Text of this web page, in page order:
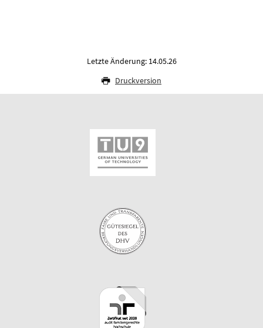
Letzte Änderung: 14.05.26
Druckversion